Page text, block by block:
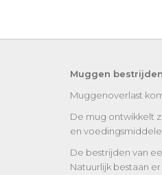
Muggen
Muggenoverlast
De mug ontwikkelt
en
De bestrijden van
Natuurlijk bestaan